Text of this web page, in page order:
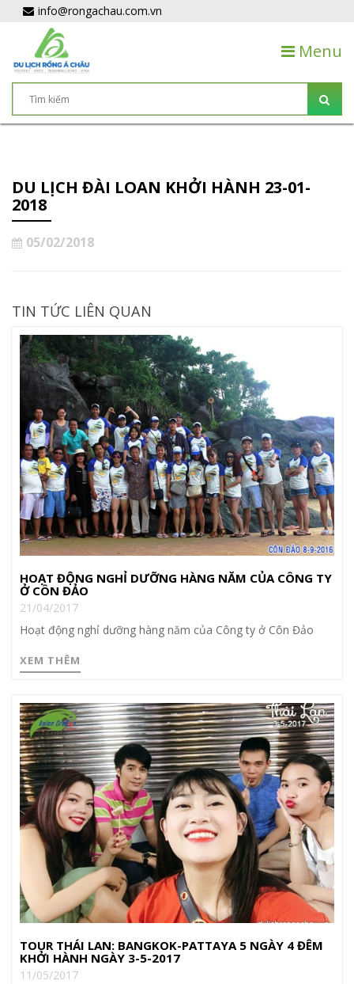
info@rongachau.com.vn
Menu
DU LỊCH ĐÀI LOAN KHỞI HÀNH 23-01-
2018
05/02/2018
TIN TỨC LIÊN QUAN
HOẠT ĐỘNG NGHỈ DƯỠNG HÀNG NĂM CỦA CÔNG TY
Ở CÔN ĐẢO
21/04/2017
Hoạt động nghỉ dưỡng hàng năm của Công ty ở Côn Đảo
XEM THÊM
TOUR THÁI LAN: BANGKOK-PATTAYA 5 NGÀY 4 ĐÊM
KHỞI HÀNH NGÀY 3-5-2017
11/05/2017